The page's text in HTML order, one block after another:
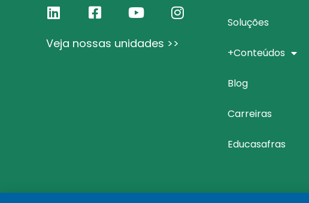
Veja nossas unidades >>
Soluções
+Conteúdos
Blog
Carreiras
Educasafras